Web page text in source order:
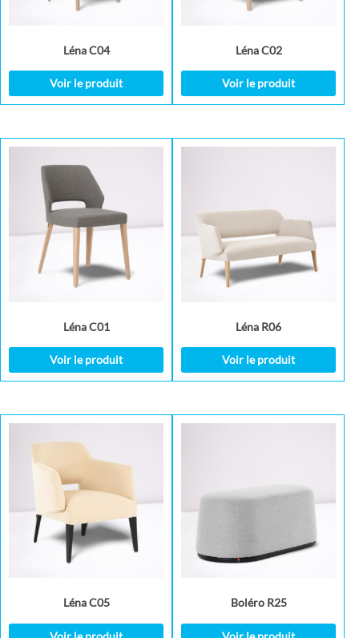
Léna C04
Voir le produit
Léna C02
Voir le produit
Léna C01
Voir le produit
Léna R06
Voir le produit
Léna C05 Boléro R25